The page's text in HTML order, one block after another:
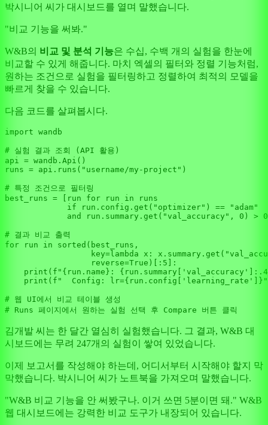
박시니어 씨가 대시보드를 열며 말했습니다.
"비교 기능을 써봐."
W&B의 비교 및 분석 기능은 수십, 수백 개의 실험을 한눈에
비교할 수 있게 해줍니다. 마치 엑셀의 필터와 정렬 기능처럼,
원하는 조건으로 실험을 필터링하고 정렬하여 최적의 모델을
빠르게 찾을 수 있습니다.
다음 코드를 살펴봅시다.
import wandb
# 실험 결과 조회 (API 활용)
api = wandb.Api()
runs = api.runs( "username/my-project" )
# 특정 조건으로 필터링
best_runs = [run for run in runs
if run.config.get( "optimizer" ) ==
"adam"
and
run.summary.get( "val_accuracy" , 0 ) >
# 결과 비교 출력
for run in sorted (best_runs,
                  key=
lambda x: x.summary.get(
                  reverse=
True )[: 5 ]:
print ( f" {run.name} : {run.summary[ 'val_accuracy' ]: .4
print ( f"  Config: lr={run.config[ 'learning_rate' ]} "
# 웹 UI에서 비교 테이블 생성
# Runs 페이지에서 원하는 실험 선택 후 Compare 버튼 클릭
김개발 씨는 한 달간 열심히 실험했습니다. 그 결과, W&B 대
시보드에는 무려 247개의 실험이 쌓여 있었습니다.
이제 보고서를 작성해야 하는데, 어디서부터 시작해야 할지 막
막했습니다. 박시니어 씨가 노트북을 가져오며 말했습니다.
"W&B 비교 기능을 안 써봤구나. 이거 쓰면 5분이면 돼." W&B
웹 대시보드에는 강력한 비교 도구가 내장되어 있습니다.